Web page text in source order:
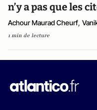
n’y a pas que les
Achour Maurad Cheurf,
1 min de lecture